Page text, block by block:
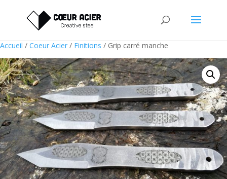
Accueil / Coeur Acier / Finitions / Grip carré manche